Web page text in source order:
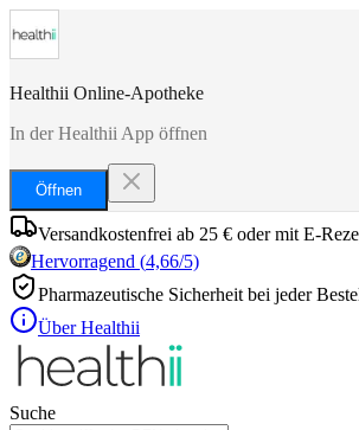
Healthii Online-Apotheke
In der Healthii App öffnen
Öffnen
Versandkostenfrei ab 25 € oder mit E-
Hervorragend (4,66/5)
Pharmazeutische Sicherheit bei jeder
Über Healthii
Suche